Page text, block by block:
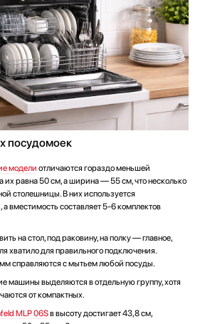
посудомоек
модели отличаются гораздо меньшей
равна 50 см, а ширина — 55 см, что несколько
столешницы. В них используется
вместимость составляет 5-6 комплектов
на стол, под раковину, на полку — главное,
хватило для правильного подключения.
справляются с мытьем любой посуды.
машины выделяются в отдельную группу, хотя
от компактных.
MLP 06Sв высоту достигает 43,8 см,